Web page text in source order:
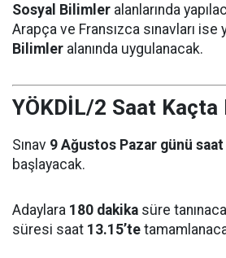
Sosyal Bilimler alanlarında
Arapça ve Fransızca sınavları ise
Bilimler alanında uygulanacak.
YÖKDİL/2 Saat Kaçta
Sınav 9 Ağustos Pazar günü saat
başlayacak.
Adaylara 180 dakika süre
süresi saat 13.15’te